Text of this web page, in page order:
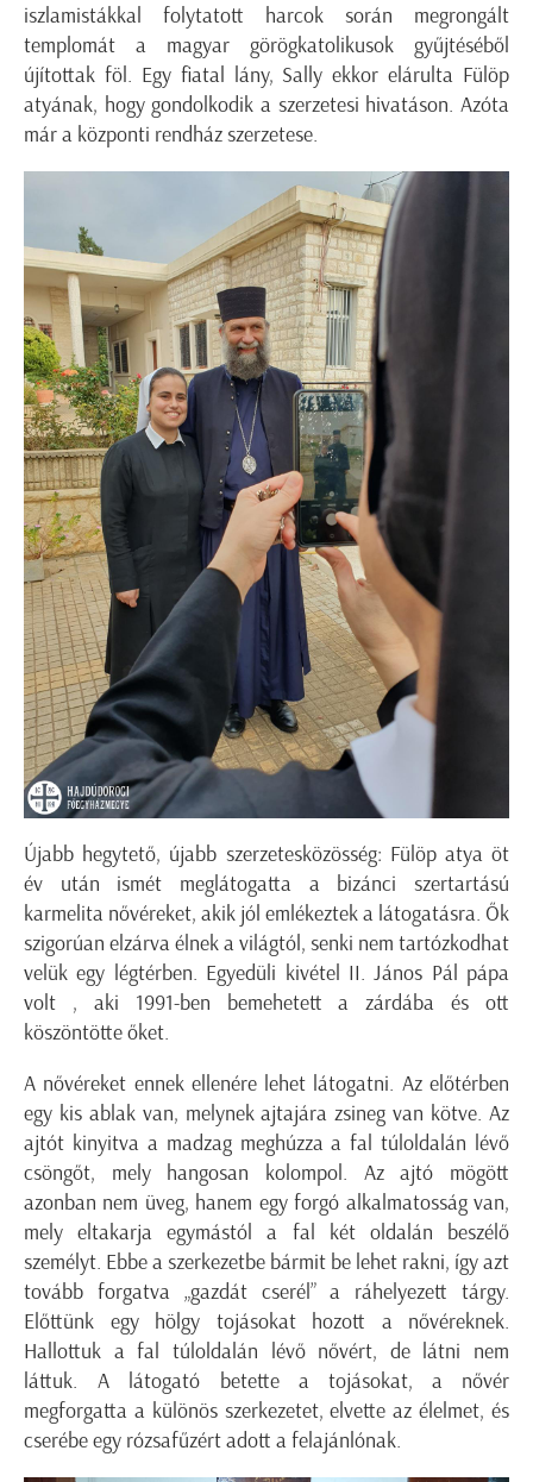
iszlamistákkal folytatott harcok során megrongált
templomát a magyar görögkatolikusok gyűjtéséből
újítottak föl. Egy fiatal lány, Sally ekkor elárulta Fülöp
atyának, hogy gondolkodik a szerzetesi hivatáson. Azóta
már a központi rendház szerzetese.
Újabb hegytető, újabb szerzetesközösség: Fülöp atya öt
év után ismét meglátogatta a bizánci szertartású
karmelita nővéreket, akik jól emlékeztek a látogatásra. Ők
szigorúan elzárva élnek a világtól, senki nem tartózkodhat
velük egy légtérben. Egyedüli kivétel II. János Pál pápa
volt , aki 1991-ben bemehetett a zárdába és ott
köszöntötte őket.
A nővéreket ennek ellenére lehet látogatni. Az előtérben
egy kis ablak van, melynek ajtajára zsineg van kötve. Az
ajtót kinyitva a madzag meghúzza a fal túloldalán lévő
csöngőt, mely hangosan kolompol. Az ajtó mögött
azonban nem üveg, hanem egy forgó alkalmatosság van,
mely eltakarja egymástól a fal két oldalán beszélő
személyt. Ebbe a szerkezetbe bármit be lehet rakni, így azt
tovább forgatva „gazdát cserél” a ráhelyezett tárgy.
Előttünk egy hölgy tojásokat hozott a nővéreknek.
Hallottuk a fal túloldalán lévő nővért, de látni nem
láttuk. A látogató betette a tojásokat, a nővér
megforgatta a különös szerkezetet, elvette az élelmet, és
cserébe egy rózsafűzért adott a felajánlónak.